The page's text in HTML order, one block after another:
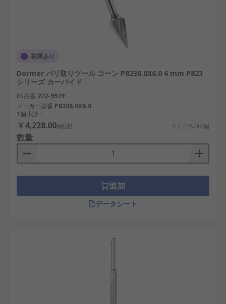
在庫あり
Dormer バリ取りツール コーン P8236.0X6.0 6 mm P823
シリーズ カーバイド
RS品番 272-9579
メーカー型番 P8236.0X6.0
1個小計：
￥4,228.00(税抜) ￥4,228.00/個
数量
追加
データシート